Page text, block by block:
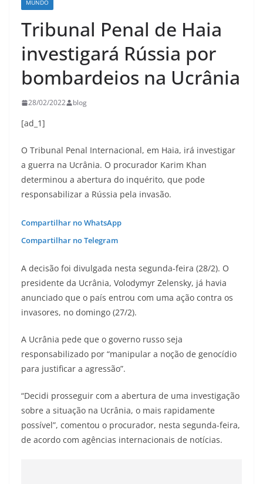
MUNDO
Tribunal Penal de Haia
investigará Rússia por
bombardeios na Ucrânia
28/02/2022 blog
[ad_1]
O Tribunal Penal Internacional, em Haia, irá investigar
a guerra na Ucrânia. O procurador Karim Khan
determinou a abertura do inquérito, que pode
responsabilizar a Rússia pela invasão.
Compartilhar no WhatsApp
Compartilhar no Telegram
A decisão foi divulgada nesta segunda-feira (28/2). O
presidente da Ucrânia, Volodymyr Zelensky, já havia
anunciado que o país entrou com uma ação contra os
invasores, no domingo (27/2).
A Ucrânia pede que o governo russo seja
responsabilizado por “manipular a noção de genocídio
para justificar a agressão”.
“Decidi prosseguir com a abertura de uma investigação
sobre a situação na Ucrânia, o mais rapidamente
possível”, comentou o procurador, nesta segunda-feira,
de acordo com agências internacionais de notícias.